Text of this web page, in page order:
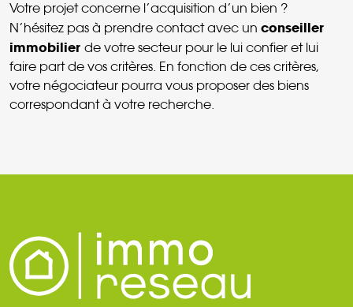
Votre projet concerne l’acquisition d’un bien ?
N’hésitez pas à prendre contact avec un conseiller
immobilier de votre secteur pour le lui confier et lui
faire part de vos critères. En fonction de ces critères,
votre négociateur pourra vous proposer des biens
correspondant à votre recherche.